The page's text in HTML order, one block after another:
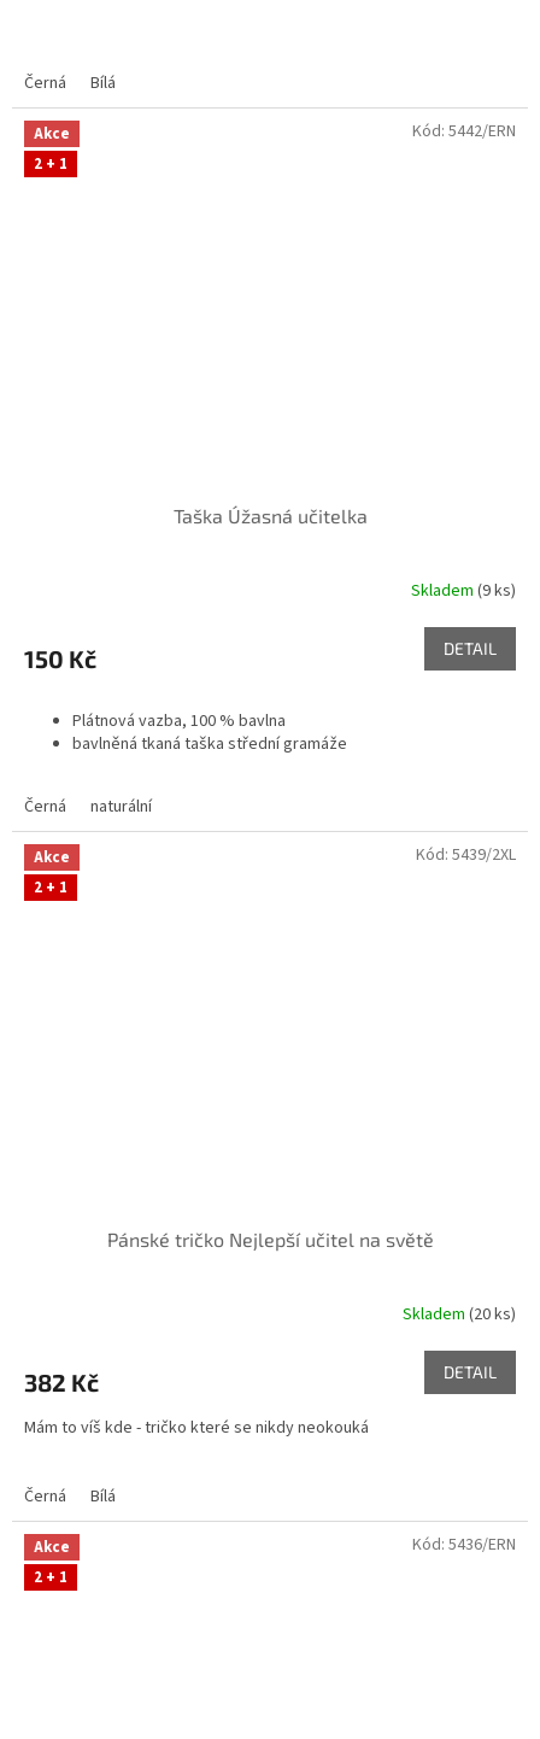
Černá Bílá
Akce
2 + 1
Taška Úžasná učitelka
Skladem (9 ks)
150 Kč DETAIL
Plátnová vazba, 100 % bavlna
bavlněná tkaná taška střední gramáže
Černá naturální
Kód: 5442/ERN
Akce
2 + 1
Pánské tričko Nejlepší učitel na světě
Skladem (20 ks)
382 Kč DETAIL
Mám to víš kde - tričko které se nikdy neokouká
Černá Bílá
Kód: 5439/2XL
Akce
2 + 1
Kód: 5436/ERN